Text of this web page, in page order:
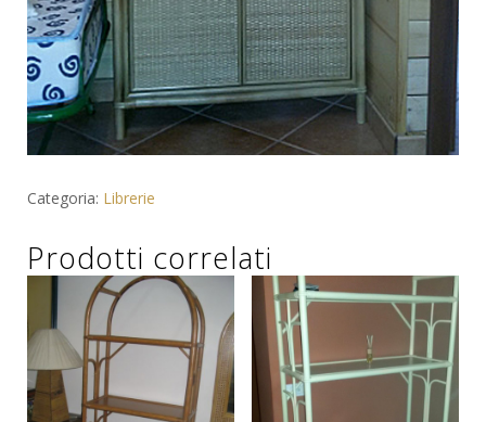
Categoria: Librerie
Prodotti correlati